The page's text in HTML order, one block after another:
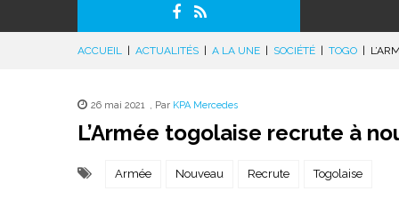
ACCUEIL ACTUALITÉS A LA UNE SOCIÉTÉ TOGO
26 mai 2021 , Par KPA Mercedes
L’Armée togolaise recrute à
Armée Nouveau Recrute Togolaise